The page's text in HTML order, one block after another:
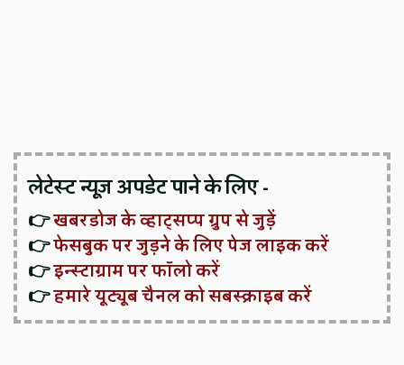
लेटेस्ट न्यूज़ अपडेट पाने के लिए -
👉खबरडोज के व्हाट्सप्प ग्रुप से जुड़ें
👉फेसबुक पर जुड़ने के लिए पेज लाइक करें
👉इन्स्टाग्राम पर फॉलो करें
👉हमारे यूट्यूब चैनल को सबस्क्राइब करें